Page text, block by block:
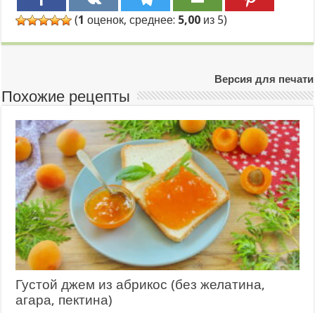
(1 оценок, среднее: 5,00 из 5)
Версия для печати
Похожие рецепты
Густой джем из абрикос (без желатина,
агара, пектина)